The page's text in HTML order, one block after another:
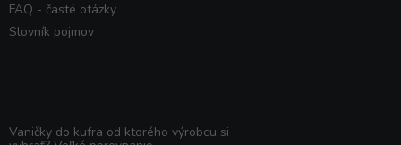
FAQ - časté otázky
Slovník pojmov
Vaničky do kufra od ktorého výrobcu si